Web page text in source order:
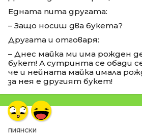
Едната пита другата:
– Защо носиш два букета?
Другата и отговаря:
– Днес майка ми има рожден
букет! А сутринта се обади
че и нейната майка имала
за нея е другият букет!
ПИЯНСКИ